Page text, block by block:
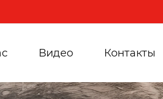
Видео Контакты